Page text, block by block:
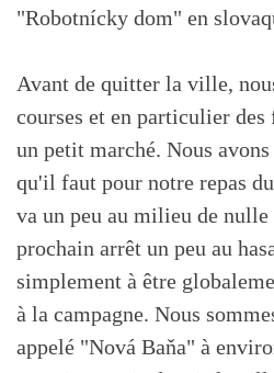
"Robotnícky dom" en
Avant de quitter la ville,
courses et en particulier
un petit marché. Nous
qu'il faut pour notre repas
va un peu au milieu de
prochain arrêt un peu au
simplement à être
à la campagne. Nous
appelé "Nová Baňa" à